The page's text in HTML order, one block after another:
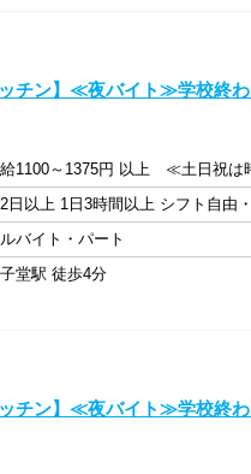
ッチン】≪夜バイト≫学校終
1100～1375円 以上 ≪土日祝は
日以上 1日3時間以上 シフト自由
バイト・パート
堂駅 徒歩4分
ッチン】≪夜バイト≫学校終